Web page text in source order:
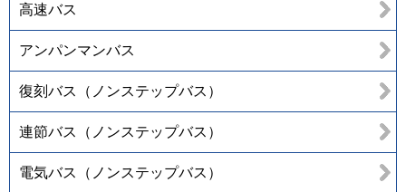
高速バス
アンパンマンバス
復刻バス（ノンステップバス）
連節バス（ノンステップバス）
電気バス（ノンステップバス）